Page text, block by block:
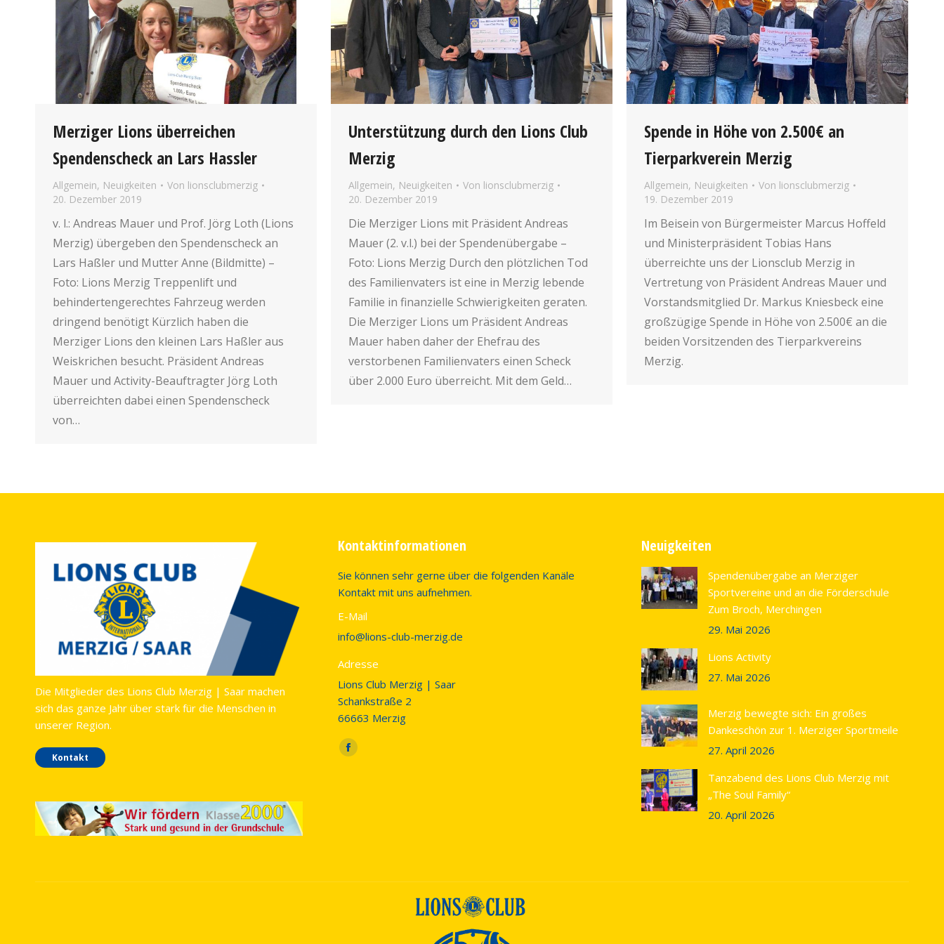
Merziger Lions überreichen
Spendenscheck an Lars Hassler
Allgemein, Neuigkeiten Von lionsclubmerzig
20. Dezember 2019
v. l.: Andreas Mauer und Prof. Jörg Loth (Lions
Merzig) übergeben den Spendenscheck an
Lars Haßler und Mutter Anne (Bildmitte) –
Foto: Lions Merzig Treppenlift und
behindertengerechtes Fahrzeug werden
dringend benötigt Kürzlich haben die
Merziger Lions den kleinen Lars Haßler aus
Weiskrichen besucht. Präsident Andreas
Mauer und Activity-Beauftragter Jörg Loth
überreichten dabei einen Spendenscheck
von…
Unterstützung durch den Lions Club
Merzig
Allgemein, Neuigkeiten Von lionsclubmerzig
20. Dezember 2019
Die Merziger Lions mit Präsident Andreas
Mauer (2. v.l.) bei der Spendenübergabe –
Foto: Lions Merzig Durch den plötzlichen Tod
des Familienvaters ist eine in Merzig lebende
Familie in finanzielle Schwierigkeiten geraten.
Die Merziger Lions um Präsident Andreas
Mauer haben daher der Ehefrau des
verstorbenen Familienvaters einen Scheck
über 2.000 Euro überreicht. Mit dem Geld…
Spende in Höhe von 2.500€ an
Tierparkverein Merzig
Allgemein, Neuigkeiten Von lionsclubmerzig
19. Dezember 2019
Im Beisein von Bürgermeister Marcus Hoffeld
und Ministerpräsident Tobias Hans
überreichte uns der Lionsclub Merzig in
Vertretung von Präsident Andreas Mauer und
Vorstandsmitglied Dr. Markus Kniesbeck eine
großzügige Spende in Höhe von 2.500€ an die
beiden Vorsitzenden des Tierparkvereins
Merzig.
Die Mitglieder des Lions Club Merzig | Saar machen
sich das ganze Jahr über stark für die Menschen in
unserer Region.
Kontakt
Kontaktinformationen
Sie können sehr gerne über die folgenden Kanäle
Kontakt mit uns aufnehmen.
E-Mail
info@lions-club-merzig.de
Adresse
Lions Club Merzig | Saar
Schankstraße 2
66663 Merzig
Finden Sie uns auf:
Facebook
Neuigkeiten
Spendenübergabe an Merziger
Sportvereine und an die Förderschule
Zum Broch, Merchingen
29. Mai 2026
Lions Activity
27. Mai 2026
Merzig bewegte sich: Ein großes
Dankeschön zur 1. Merziger Sportmeile
27. April 2026
Tanzabend des Lions Club Merzig mit
„The Soul Family“
20. April 2026